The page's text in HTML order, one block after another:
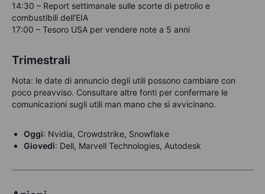
14:30 – Report settimanale sulle scorte di petrolio e
combustibili dell'EIA
17:00 – Tesoro USA per vendere note a 5 anni
Trimestrali
Nota: le date di annuncio degli utili possono cambiare con
poco preavviso. Consultare altre fonti per confermare le
comunicazioni sugli utili man mano che si avvicinano.
Oggi: Nvidia, Crowdstrike, Snowflake
Giovedì: Dell, Marvell Technologies, Autodesk